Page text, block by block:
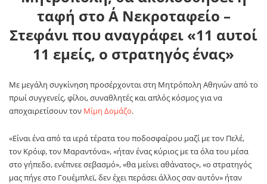
ταφή στο Α΄ Νεκροταφείο –
Στεφάνι που αναγράφει «11 αυτοί
11 εμείς, ο στρατηγός ένας»
Με μεγάλη συγκίνηση προσέρχονται στη Μητρόπολη Αθηνών από το
πρωί συγγενείς, φίλοι, συναθλητές και απλός κόσμος για να
αποχαιρετίσουν τον Μίμη Δομάζο.
«Είναι ένα από τα ιερά τέρατα του ποδοσφαίρου μαζί με τον Πελέ,
τον Κρόιφ, τον Μαραντόνα», «ήταν ένας κύριος με τα όλα του μέσα
στο γήπεδο, ενέπνεε σεβασμό», «θα μείνει αθάνατος», «ο στρατηγός
μας πήγε στο Γουέμπλεϊ, δεν έχει περάσει άλλος σαν αυτόν» ήταν